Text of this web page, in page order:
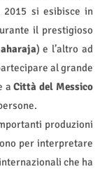
si esibisce in
il prestigioso
) e l’altro ad
al grande
aCittà del Messico
produzioni
per interpretare
che ha